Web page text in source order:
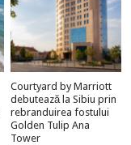
Courtyard by Marriott
debutează la Sibiu prin
rebranduirea fostului
Golden Tulip Ana
Tower